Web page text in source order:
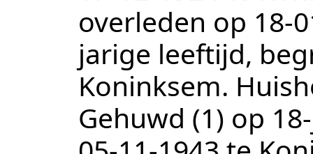
overleden op
jarige leeftijd,
Koninksem.
Gehuwd (1) op